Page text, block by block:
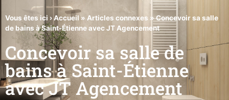
Vous êtes ici ›Accueil» Articles connexes »Concevoir sa salle
de bains à Saint-Étienne avec JT Agencement
Concevoir sa salle de
bains à Saint-Étienne
avec JT Agencement